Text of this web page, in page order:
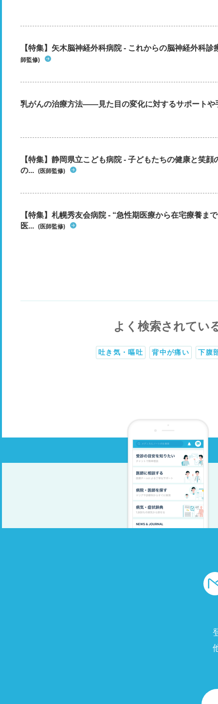
【特集】矢木脳神経外科病院 - これからの脳神経外科
師監修)
乳がんの治療方法――見た目の変化に対するサポートや
【特集】静岡県立こども病院 - 子どもたちの健康と笑
の... (医師監修)
【特集】札幌秀友会病院 - “急性期医療から在宅療養ま
医... (医師監修)
よく検索されてい
吐き気・嘔吐 背中が痛い 下腹